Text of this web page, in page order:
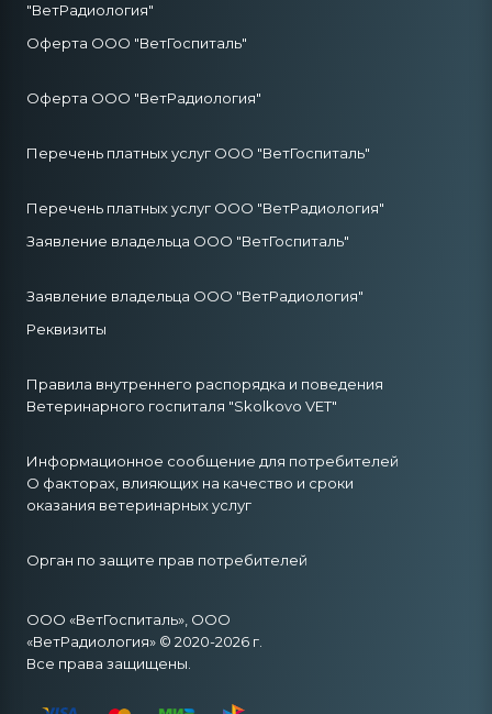
"ВетРадиология"
Оферта ООО "ВетГоспиталь"
Оферта ООО "ВетРадиология"
Перечень платных услуг ООО "ВетГоспиталь"
Перечень платных услуг ООО "ВетРадиология"
Заявление владельца ООО "ВетГоспиталь"
Заявление владельца ООО "ВетРадиология"
Реквизиты
Правила внутреннего распорядка и поведения
Ветеринарного госпиталя "Skolkovo VET"
Информационное сообщение для потребителей
О факторах, влияющих на качество и сроки
оказания ветеринарных услуг
Орган по защите прав потребителей
ООО «ВетГоспиталь», ООО
«ВетРадиология» © 2020-2026 г.
Все права защищены.